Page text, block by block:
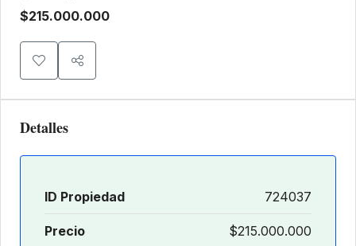
$215.000.000
Detalles
ID Propiedad 724037
Precio $215.000.000